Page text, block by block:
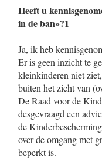
Heeft u
in de ban»?1
Ja, ik heb
Er is geen inzicht te
kleinkinderen niet
buiten het zicht van
De Raad voor de
desgevraagd een
de
over de omgang met
beperkt is.